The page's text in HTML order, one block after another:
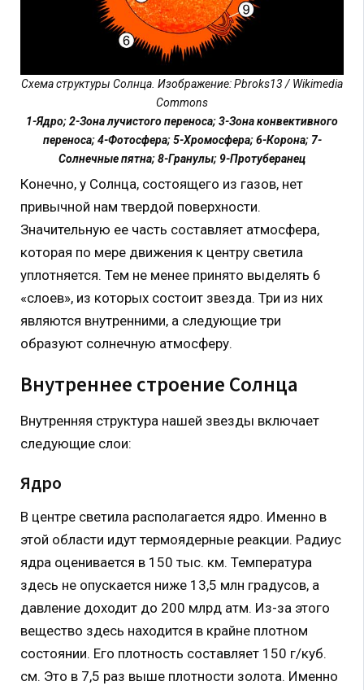
Схема структуры Солнца. Изображение: Pbroks13 / Wikimedia
Commons
1-Ядро; 2-Зона лучистого переноса; 3-Зона конвективного
переноса; 4-Фотосфера; 5-Хромосфера; 6-Корона; 7-
Солнечные пятна; 8-Гранулы; 9-Протуберанец
Конечно, у Солнца, состоящего из газов, нет
привычной нам твердой поверхности.
Значительную ее часть составляет атмосфера,
которая по мере движения к центру светила
уплотняется. Тем не менее принято выделять 6
«слоев», из которых состоит звезда. Три из них
являются внутренними, а следующие три
образуют солнечную атмосферу.
Внутреннее строение Солнца
Внутренняя структура нашей звезды включает
следующие слои:
Ядро
В центре светила располагается ядро. Именно в
этой области идут термоядерные реакции. Радиус
ядра оценивается в 150 тыс. км. Температура
здесь не опускается ниже 13,5 млн градусов, а
давление доходит до 200 млрд атм. Из-за этого
вещество здесь находится в крайне плотном
состоянии. Его плотность составляет 150 г/куб.
см. Это в 7,5 раз выше плотности золота. Именно